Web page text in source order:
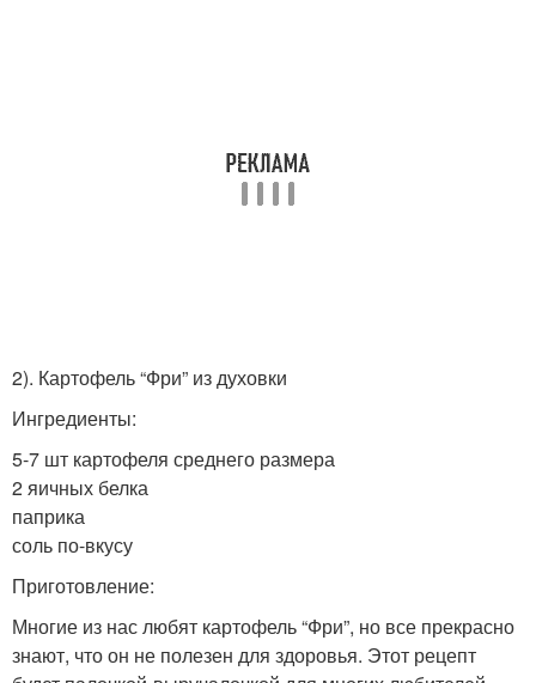
2). Картофель “Фри” из духовки
Ингредиенты:
5-7 шт картофеля среднего размера
2 яичных белка
паприка
соль по-вкусу
Приготовление:
Многие из нас любят картофель “Фри”, но все прекрасно
знают, что он не полезен для здоровья. Этот рецепт